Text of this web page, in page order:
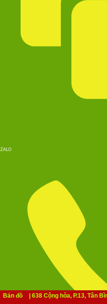
Bản đồ | 638 Cộng hòa, P.13, Tân
ZALO